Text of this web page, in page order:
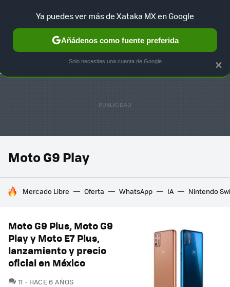
SELECCIÓN GAMING HOME AUTO TERRITORIO
Moto G9 Play
HOY SE HABLA DE
Mercado Libre Oferta WhatsApp IA Nintendo
Moto G9 Plus, Moto G9
Play y Moto E7 Plus,
lanzamiento y precio
oficial en México
11 COMENTARIOS
HACE 6 AÑOS
×
Ya puedes ver más de Xataka MX en Google
Añádenos como fuente preferida
Solo necesitas una cuenta de Google